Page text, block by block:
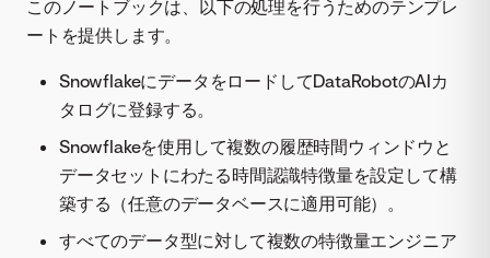
このノートブックは、以下の処理を行うためのテンプレ
ートを提供します。
SnowflakeにデータをロードしてDataRobotのAIカ
タログに登録する。
Snowflakeを使用して複数の履歴時間ウィンドウと
データセットにわたる時間認識特徴量を設定して構
築する（任意のデータベースに適用可能）。
すべてのデータ型に対して複数の特徴量エンジニア